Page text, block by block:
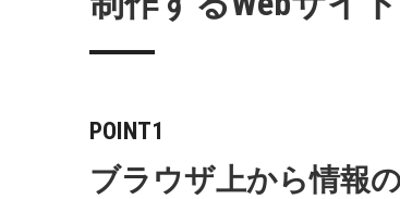
POINT1
ブラウザ上から情報